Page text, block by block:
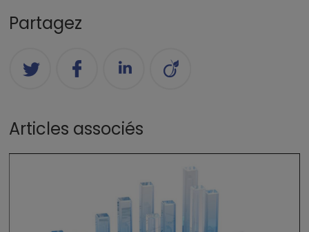
Partagez
Articles associés